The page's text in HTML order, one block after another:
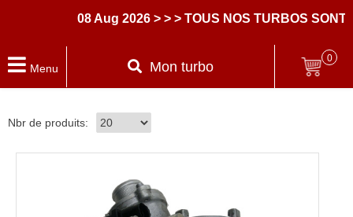
08 Aug 2026 > > > TOUS NOS TURBOS SONT
Menu Mon turbo
0
Nbr de produits: